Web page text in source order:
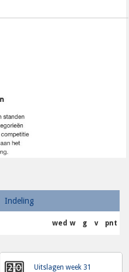
Indeling
wed w g v pnt
Uitslagen week 31